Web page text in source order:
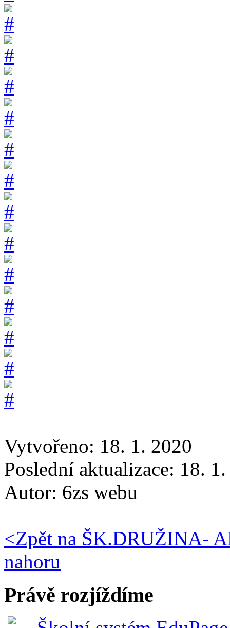
Vytvořeno: 18. 1. 2020
Poslední aktualizace: 18.
Autor: 6zs webu
<Zpět na ŠK.DRUŽINA-
nahoru
Právě rozjíždíme